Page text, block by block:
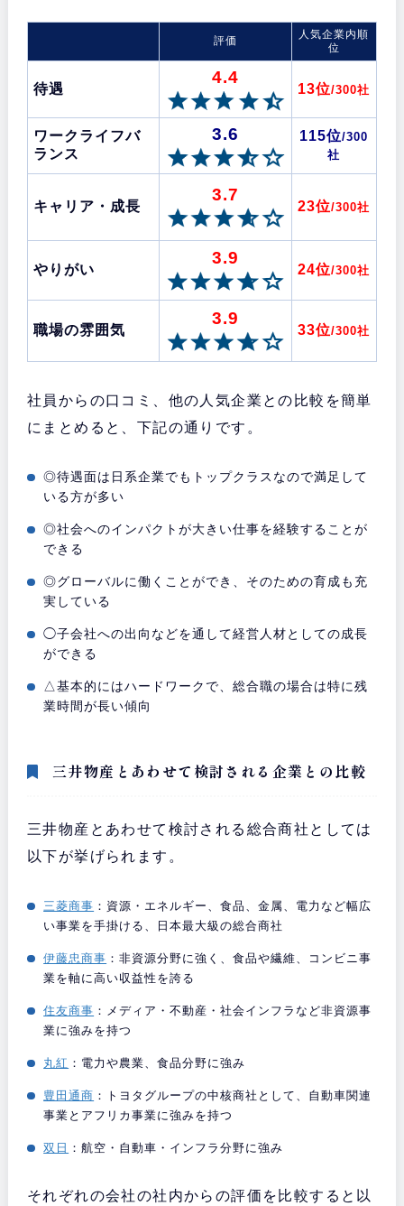
評価
人気企業内順
位
待遇
4.4
13位/300社
ワークライフバ
ランス
3.6 115位/300
社
キャリア・成長
3.7
23位/300社
やりがい
3.9
24位/300社
職場の雰囲気
3.9
33位/300社
社員からの口コミ、他の人気企業との比較を簡単
にまとめると、下記の通りです。
◎待遇面は日系企業でもトップクラスなので満足して
いる方が多い
◎社会へのインパクトが大きい仕事を経験することが
できる
◎グローバルに働くことができ、そのための育成も充
実している
◯子会社への出向などを通して経営人材としての成長
ができる
△基本的にはハードワークで、総合職の場合は特に残
業時間が長い傾向
三井物産とあわせて検討される企業との比較
三井物産とあわせて検討される総合商社としては
以下が挙げられます。
三菱商事 ：資源・エネルギー、食品、金属、電力など幅広
い事業を手掛ける、日本最大級の総合商社
伊藤忠商事 ：非資源分野に強く、食品や繊維、コンビニ事
業を軸に高い収益性を誇る
住友商事 ：メディア・不動産・社会インフラなど非資源事
業に強みを持つ
丸紅 ：電力や農業、食品分野に強み
豊田通商 ：トヨタグループの中核商社として、自動車関連
事業とアフリカ事業に強みを持つ
双日 ：航空・自動車・インフラ分野に強み
それぞれの会社の社内からの評価を比較すると以